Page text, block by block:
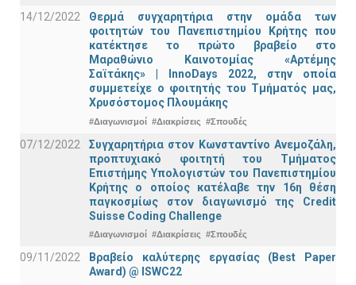
14/12/2022
Θερμά συγχαρητήρια στην ομάδα των
φοιτητών του Πανεπιστημίου Κρήτης που
κατέκτησε το πρώτο βραβείο στο
Μαραθώνιο Καινοτομίας «Αρτέμης
Σαϊτάκης» | InnoDays 2022, στην οποία
συμμετείχε ο φοιτητής του Τμήματός μας,
Χρυσόστομος Πλουμάκης
#Διαγωνισμοί #Διακρίσεις #Σπουδές
07/12/2022
Συγχαρητήρια στον Κωνσταντίνο Ανεμοζάλη,
προπτυχιακό φοιτητή του Τμήματος
Επιστήμης Υπολογιστών του Πανεπιστημίου
Κρήτης ο οποίος κατέλαβε την 16η θέση
παγκοσμίως στον διαγωνισμό της Credit
Suisse Coding Challenge
#Διαγωνισμοί #Διακρίσεις #Σπουδές
09/11/2022
Βραβείο καλύτερης εργασίας (Best Paper
Award) @ ISWC22